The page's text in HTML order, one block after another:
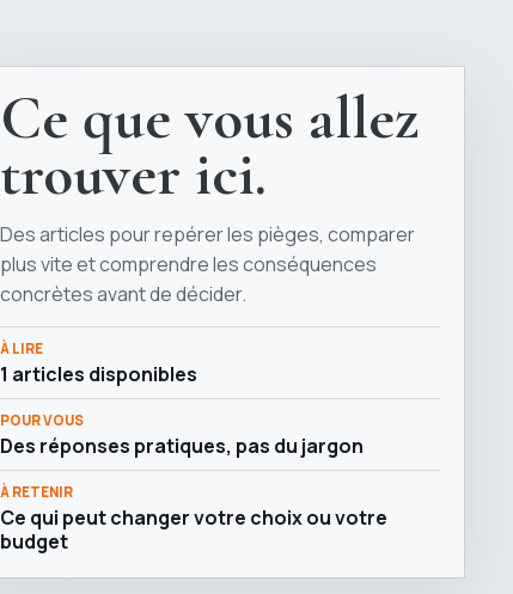
Ce que vous allez
trouver ici.
Des articles pour repérer les pièges, comparer
plus vite et comprendre les conséquences
concrètes avant de décider.
À LIRE
1 articles disponibles
POUR VOUS
Des réponses pratiques, pas du jargon
À RETENIR
Ce qui peut changer votre choix ou votre
budget